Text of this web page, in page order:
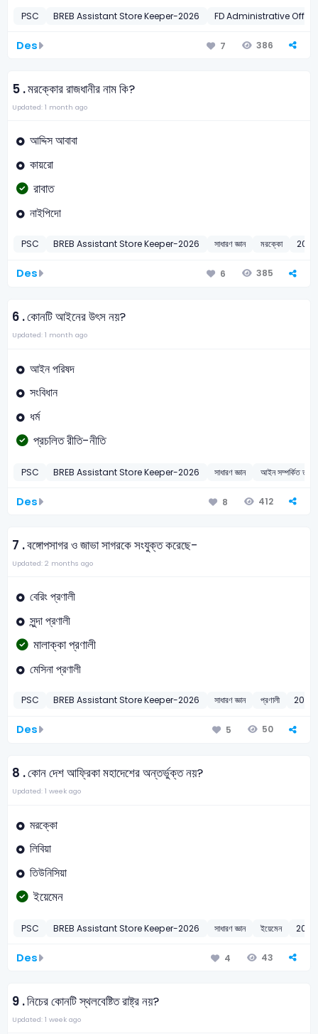
PSC BREB Assistant Store Keeper-2026 FD Administrative
Des 7 386
5 .মরক্কোর রাজধানীর নাম কি?
Updated: 1 month ago
আদ্দিস আবাবা
কায়রো
রাবাত
নাইপিদো
PSC BREB Assistant Store Keeper-2026 সাধারণ জ্ঞান মরক্কো 2026
Des 6 385
6 .কোনটি আইনের উৎস নয়?
Updated: 1 month ago
আইন পরিষদ
সংবিধান
ধর্ম
প্রচলিত রীতি-নীতি
PSC BREB Assistant Store Keeper-2026 সাধারণ জ্ঞান আইন সম্পর্কিত তথ্য
Des 8 412
7 .বঙ্গোপসাগর ও জাভা সাগরকে সংযুক্ত করেছে-
Updated: 2 months ago
বেরিং প্রণালী
সুন্দা প্রণালী
মালাক্কা প্রণালী
মেসিনা প্রণালী
PSC BREB Assistant Store Keeper-2026 সাধারণ জ্ঞান প্রণালী 2026
Des 5 50
8 .কোন দেশ আফ্রিকা মহাদেশের অন্তর্ভুক্ত নয়?
Updated: 1 week ago
মরক্কো
লিবিয়া
তিউনিসিয়া
ইয়েমেন
PSC BREB Assistant Store Keeper-2026 সাধারণ জ্ঞান ইয়েমেন 2026
Des 4 43
9 .নিচের কোনটি স্থলবেষ্টিত রাষ্ট্র নয়?
Updated: 1 week ago